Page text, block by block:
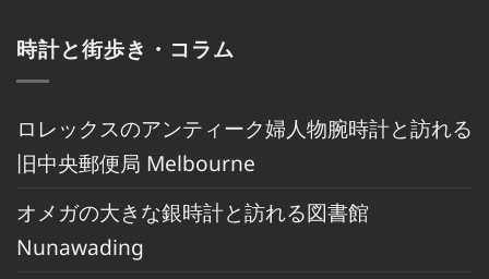
時計と街歩き・コラム
ロレックスのアンティーク婦人物腕時計と訪れる
旧中央郵便局 Melbourne
オメガの大きな銀時計と訪れる図書館
Nunawading